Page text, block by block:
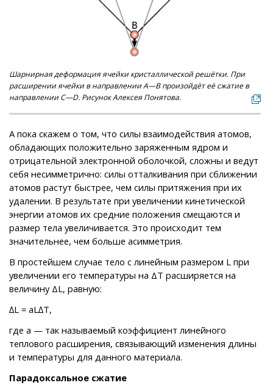
Шарнирная деформация ячейки кристаллической решётки. При
расширении ячейки в направлении A—B произойдёт её сжатие в
направлении C—D. Рисунок Алексея Понятова.
А пока скажем о том, что силы взаимодействия атомов,
обладающих положительно заряженным ядром и
отрицательной электронной оболочкой, сложны и ведут
себя несимметрично: силы отталкивания при сближении
атомов растут быстрее, чем силы притяжения при их
удалении. В результате при увеличении кинетической
энергии атомов их средние положения смещаются и
размер тела увеличивается. Это происходит тем
значительнее, чем больше асимметрия.
В простейшем случае тело с линейным размером L при
увеличении его температуры на ΔT расширяется на
величину ΔL, равную:
∆L = aL∆T,
где a — так называемый коэффициент линейного
теплового расширения, связывающий изменения длины
и температуры для данного материала.
Парадоксальное сжатие